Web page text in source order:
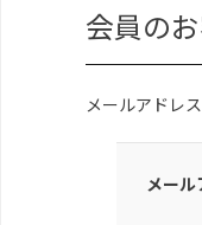
会員の
メールアドレ
メール